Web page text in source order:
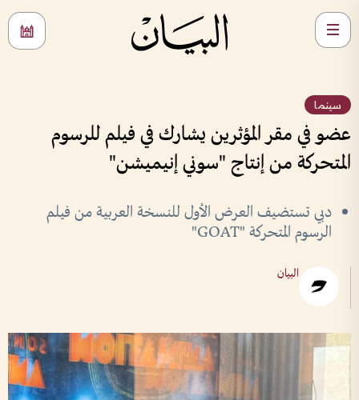
سينما
عضو في مقر المؤثرين يشارك في فيلم للرسوم
المتحركة من إنتاج "سوني إنيميشن"
دبي تستضيف العرض الأول للنسخة العربية من فيلم
الرسوم المتحركة "GOAT"
البيان